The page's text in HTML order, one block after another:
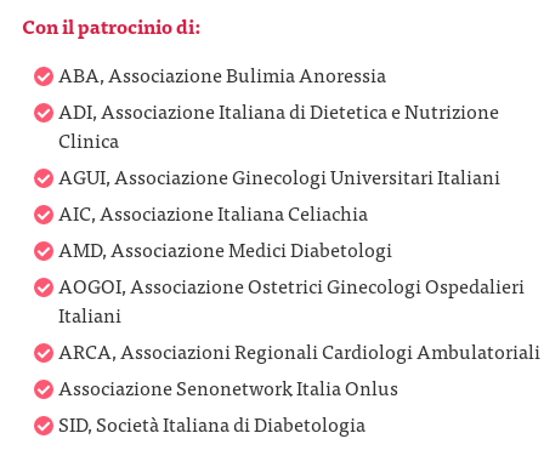
Con il patrocinio di:
ABA, Associazione Bulimia Anoressia
ADI, Associazione Italiana di Dietetica e Nutrizione
Clinica
AGUI, Associazione Ginecologi Universitari Italiani
AIC, Associazione Italiana Celiachia
AMD, Associazione Medici Diabetologi
AOGOI, Associazione Ostetrici Ginecologi Ospedalieri
Italiani
ARCA, Associazioni Regionali Cardiologi Ambulatoriali
Associazione Senonetwork Italia Onlus
SID, Società Italiana di Diabetologia